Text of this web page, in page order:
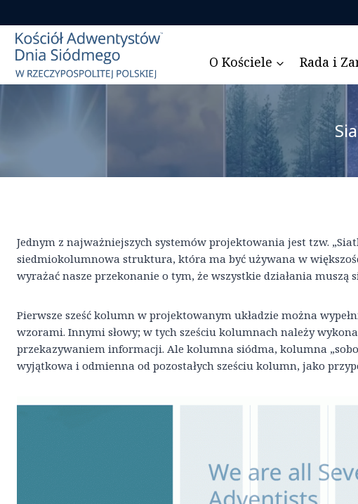
do
treści
O Kościele Rada i
Jednym z najważniejszych systemów projektowania jest tzw.
siedmiokolumnowa struktura, która ma być używana w
wyrażać nasze przekonanie o tym, że wszystkie działania muszą
Pierwsze sześć kolumn w projektowanym układzie można
wzorami. Innymi słowy; w tych sześciu kolumnach należy
przekazywaniem informacji. Ale kolumna siódma, kolumna
wyjątkowa i odmienna od pozostałych sześciu kolumn, jako